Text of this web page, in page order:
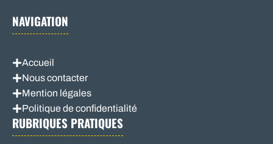
NAVIGATION
Accueil
Nous contacter
Mention légales
Politique de confidentialité
RUBRIQUES PRATIQUES